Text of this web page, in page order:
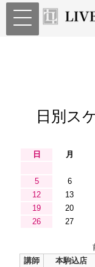
日別ス
日 月
5
6
12
13
19
20
26
27
講師
本駒込店